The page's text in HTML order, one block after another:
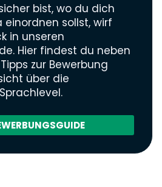
bist, wo du dich
einordnen sollst, wirf
in unseren
Hier findest du neben
zur Bewerbung
über die